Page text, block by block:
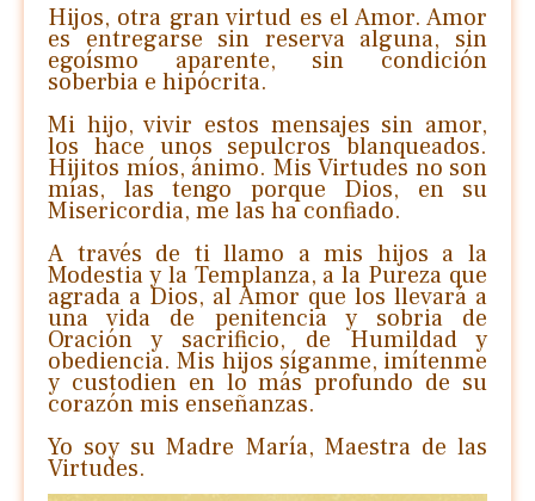
Hijos, otra gran virtud es el Amor. Amor
es entregarse sin reserva alguna, sin
egoísmo aparente, sin condición
soberbia e hipócrita.
Mi hijo, vivir estos mensajes sin amor,
los hace unos sepulcros blanqueados.
Hijitos míos, ánimo. Mis Virtudes no son
mías, las tengo porque Dios, en su
Misericordia, me las ha confiado.
A través de ti llamo a mis hijos a la
Modestia y la Templanza, a la Pureza que
agrada a Dios, al Amor que los llevará a
una vida de penitencia y sobria de
Oración y sacrificio, de Humildad y
obediencia. Mis hijos síganme, imítenme
y custodien en lo más profundo de su
corazón mis enseñanzas.
Yo soy su Madre María, Maestra de las
Virtudes.